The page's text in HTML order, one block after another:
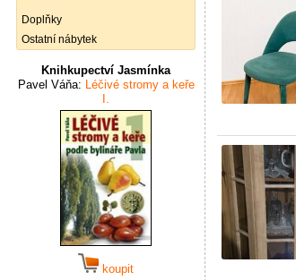
Doplňky
Ostatní nábytek
Knihkupectví Jasmínka
Pavel Váňa: Léčivé stromy a keře
I.
koupit